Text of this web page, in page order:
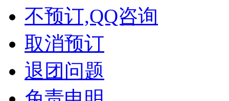
不预订,QQ咨询
取消预订
退团问题